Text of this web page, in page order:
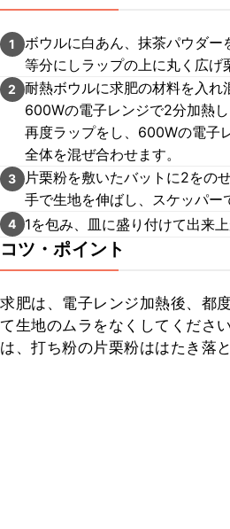
1
ボウルに白あん、抹茶パウダー
等分にしラップの上に丸く広げ
2
耐熱ボウルに求肥の材料を入れ
600Wの電子レンジで2分加熱
再度ラップをし、600Wの電子
全体を混ぜ合わせます。
3
片栗粉を敷いたバットに2をの
手で生地を伸ばし、スケッパー
4 1を包み、皿に盛り付けて出来上
コツ・ポイント
求肥は、電子レンジ加熱後、都
て生地のムラをなくしてくださ
は、打ち粉の片栗粉ははたき落